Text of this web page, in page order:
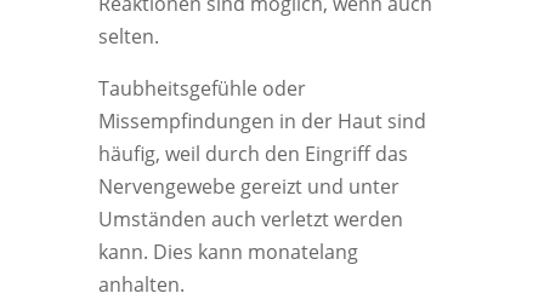
selten.
Taubheitsgefühle oder
Missempfindungen in der Haut sind
häufig, weil durch den Eingriff das
Nervengewebe gereizt und unter
Umständen auch verletzt werden
kann. Dies kann monatelang
anhalten.